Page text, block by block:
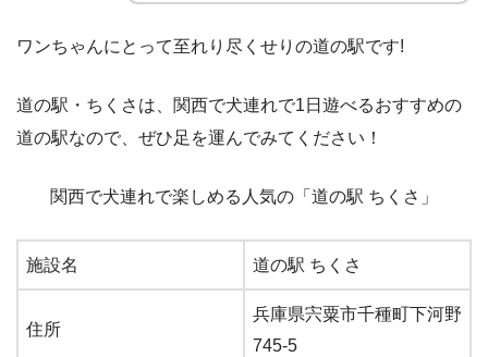
ワンちゃんにとって至れり尽くせりの道の駅です!
道の駅・ちくさは、関西で犬連れで1日遊べるおすすめの
道の駅なので、ぜひ足を運んでみてください！
関西で犬連れで楽しめる人気の「道の駅 ちくさ」
施設名 道の駅 ちくさ
住所
兵庫県宍粟市千種町下河野
745-5